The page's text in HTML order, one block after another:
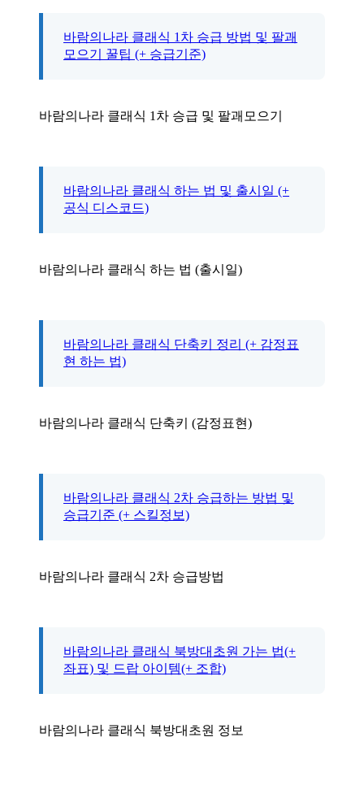
바람의나라 클래식 1차 승급 방법 및 팔괘
모으기 꿀팁 (+ 승급기준)
바람의나라 클래식 1차 승급 및 팔괘모으기
바람의나라 클래식 하는 법 및 출시일 (+
공식 디스코드)
바람의나라 클래식 하는 법 (출시일)
바람의나라 클래식 단축키 정리 (+ 감정표
현 하는 법)
바람의나라 클래식 단축키 (감정표현)
바람의나라 클래식 2차 승급하는 방법 및
승급기준 (+ 스킬정보)
바람의나라 클래식 2차 승급방법
바람의나라 클래식 북방대초원 가는 법(+
좌표) 및 드랍 아이템(+ 조합)
바람의나라 클래식 북방대초원 정보